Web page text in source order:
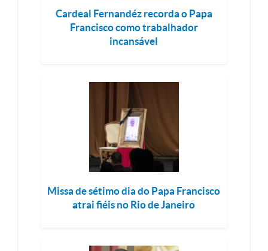
Cardeal Fernandéz recorda o Papa
Francisco como trabalhador
incansável
Missa de sétimo dia do Papa Francisco
atrai fiéis no Rio de Janeiro